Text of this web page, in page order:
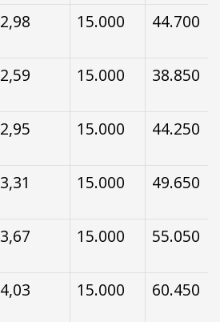
2,98 15.000 44.700
2,59 15.000 38.850
2,95 15.000 44.250
3,31 15.000 49.650
3,67 15.000 55.050
4,03 15.000 60.450